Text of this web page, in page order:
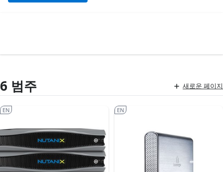
6 범주 새로운 페이지
EN EN